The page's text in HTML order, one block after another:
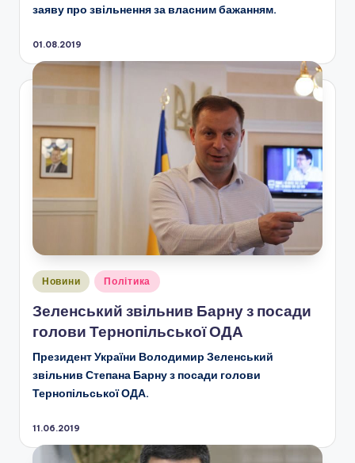
заяву про звільнення за власним бажанням.
01.08.2019
Опубліковано
Новини Політика
Зеленський звільнив Барну з посади
голови Тернопільської ОДА
Президент України Володимир Зеленський
звільнив Степана Барну з посади голови
Тернопільської ОДА.
11.06.2019